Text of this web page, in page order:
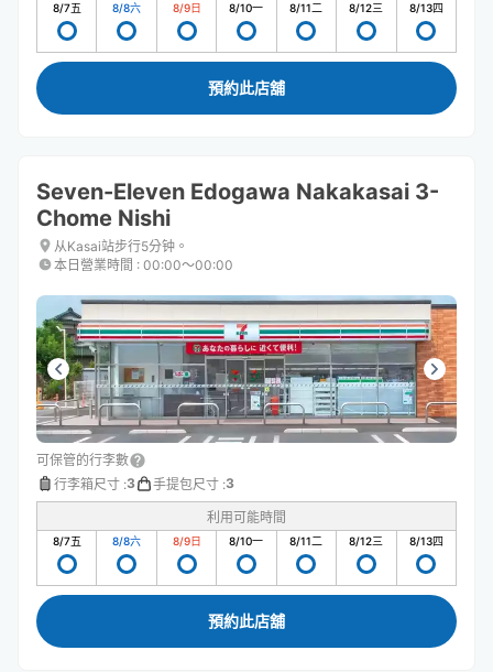
8/7五 8/8六 8/9日 8/10一 8/11二 8/12三 8/13四
預約此店舖
Seven-Eleven Edogawa Nakakasai 3-
Chome Nishi
从Kasai站步行5分钟。
本日營業時間 : 00:00〜00:00
可保管的行李數
行李箱尺寸 :3 手提包尺寸 :3
利用可能時間
8/7五 8/8六 8/9日 8/10一 8/11二 8/12三 8/13四
預約此店舖